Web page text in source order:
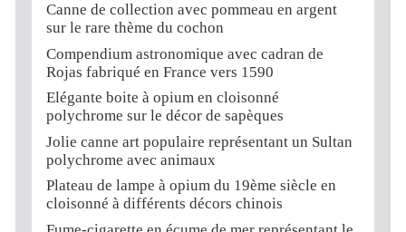
Canne de collection avec pommeau en argent
sur le rare thème du cochon
Compendium astronomique avec cadran de
Rojas fabriqué en France vers 1590
Elégante boite à opium en cloisonné
polychrome sur le décor de sapèques
Jolie canne art populaire représentant un Sultan
polychrome avec animaux
Plateau de lampe à opium du 19ème siècle en
cloisonné à différents décors chinois